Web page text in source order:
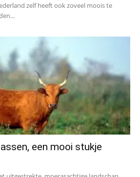
zelf heeft ook zoveel moois te
een mooi stukje